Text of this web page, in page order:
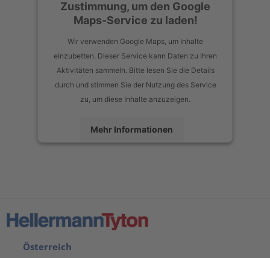
Zustimmung, um den Google
Maps-Service zu laden!
Wir verwenden Google Maps, um Inhalte
einzubetten. Dieser Service kann Daten zu Ihren
Aktivitäten sammeln. Bitte lesen Sie die Details
durch und stimmen Sie der Nutzung des Service
zu, um diese Inhalte anzuzeigen.
Mehr Informationen
Österreich